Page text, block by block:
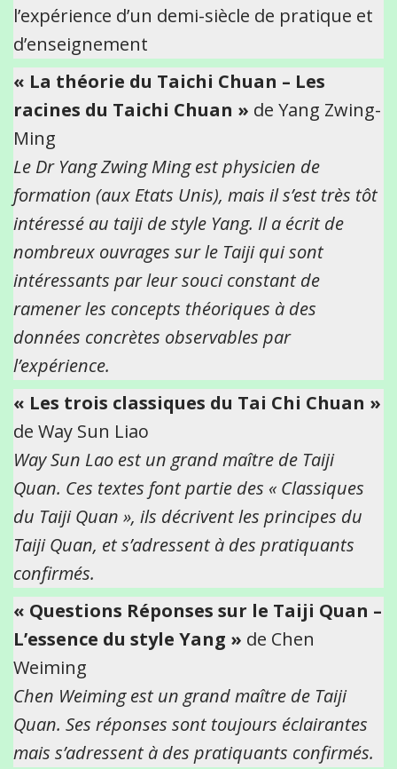
l’expérience d’un demi-siècle de pratique et
d’enseignement
« La théorie du Taichi Chuan – Les
racines du Taichi Chuan » de Yang Zwing-
Ming
Le Dr Yang Zwing Ming est physicien de
formation (aux Etats Unis), mais il s’est très tôt
intéressé au taiji de style Yang. Il a écrit de
nombreux ouvrages sur le Taiji qui sont
intéressants par leur souci constant de
ramener les concepts théoriques à des
données concrètes observables par
l’expérience.
« Les trois classiques du Tai Chi Chuan »
de Way Sun Liao
Way Sun Lao est un grand maître de Taiji
Quan. Ces textes font partie des « Classiques
du Taiji Quan », ils décrivent les principes du
Taiji Quan, et s’adressent à des pratiquants
confirmés.
« Questions Réponses sur le Taiji Quan –
L’essence du style Yang » de Chen
Weiming
Chen Weiming est un grand maître de Taiji
Quan. Ses réponses sont toujours éclairantes
mais s’adressent à des pratiquants confirmés.